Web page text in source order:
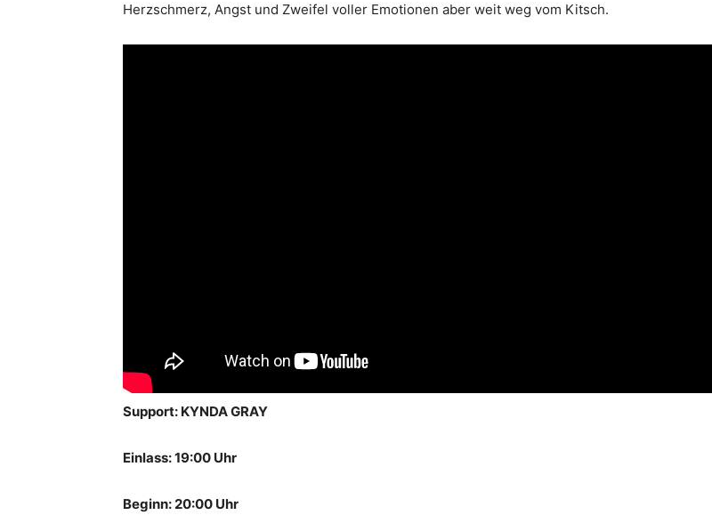
Herzschmerz, Angst und Zweifel voller Emotionen aber weit weg vom Kitsch.
Support: KYNDA GRAY
Einlass: 19:00 Uhr
Beginn: 20:00 Uhr